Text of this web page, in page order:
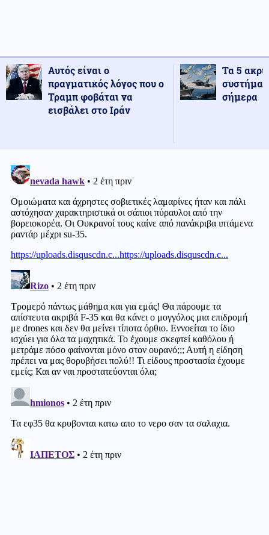
Αυτός είναι ο
πραγματικός λόγος που ο
Τραμπ φοβάται να
εισβάλει στο Ιράν
Τα 5
σήμερα